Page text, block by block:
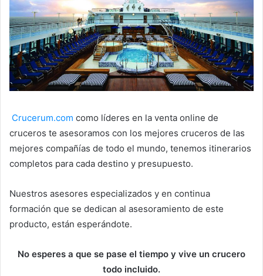
Crucerum.com como líderes en la venta online de
cruceros te asesoramos con los mejores cruceros de las
mejores compañías de todo el mundo, tenemos itinerarios
completos para cada destino y presupuesto.
Nuestros asesores especializados y en continua
formación que se dedican al asesoramiento de este
producto, están esperándote.
No esperes a que se pase el tiempo y vive un crucero
todo incluido.